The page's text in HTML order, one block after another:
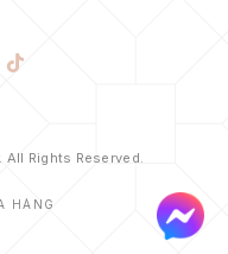
Rights Reserved.
HÀNG